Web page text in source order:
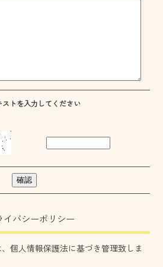
トを入力してください
イバシーポリシー
個人情報保護法に基づき管理致しま